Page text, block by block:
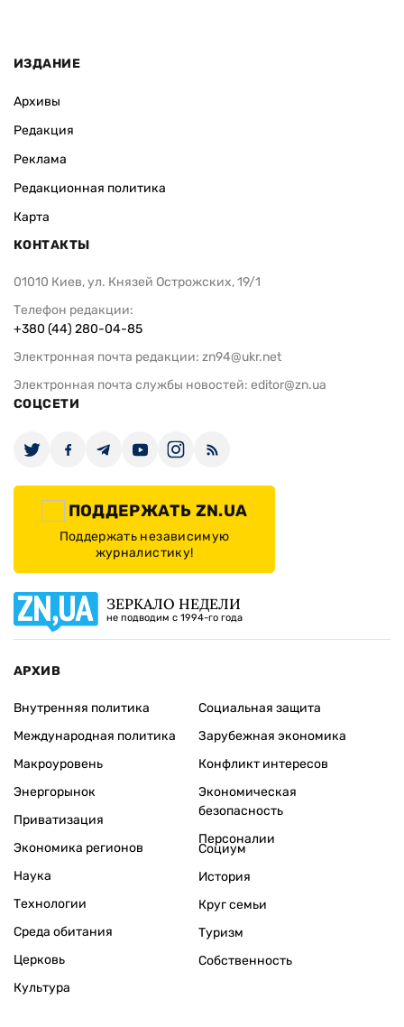
ИЗДАНИЕ
Архивы
Редакция
Реклама
Редакционная политика
Карта
КОНТАКТЫ
01010 Киев, ул. Князей Острожских, 19/1
Телефон редакции:
+380 (44) 280-04-85
Электронная почта редакции: zn94@ukr.net
Электронная почта службы новостей: editor@zn.ua
СОЦСЕТИ
ПОДДЕРЖАТЬ ZN.UA
Поддержать независимую
журналистику!
ЗЕРКАЛО НЕДЕЛИ
не подводим с 1994-го года
АРХИВ
Внутренняя политика
Международная политика
Макроуровень
Энергорынок
Приватизация
Экономика регионов
Социальная защита
Зарубежная экономика
Конфликт интересов
Экономическая
безопасность
Персоналии
Наука
Технологии
Среда обитания
Церковь
Культура
Социум
История
Круг семьи
Туризм
Собственность